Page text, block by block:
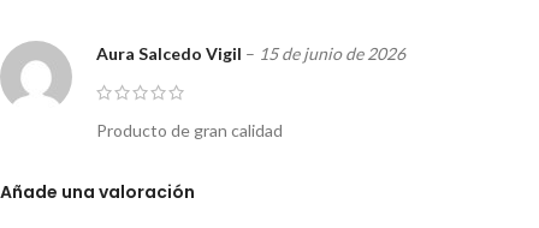
Aura Salcedo Vigil – 15 de junio de 2026
Producto de gran calidad
Añade una valoración